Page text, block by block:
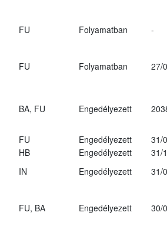
FU Folyamatban -
FU Folyamatban 27/
BA, FU Engedélyezett
FU Engedélyezett
31/
HB Engedélyezett
31/
IN Engedélyezett
31/
FU, BA Engedélyezett 30/